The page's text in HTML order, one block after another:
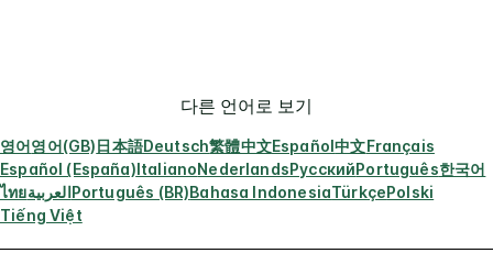
다른 언어로 보기
영어영어(GB)日本語Deutsch繁體中文Español中文Français
Español (España)ItalianoNederlandsРусскийPortuguês한국어
ไทยالعربيةPortuguês (BR)Bahasa IndonesiaTürkçePolski
Tiếng Việt